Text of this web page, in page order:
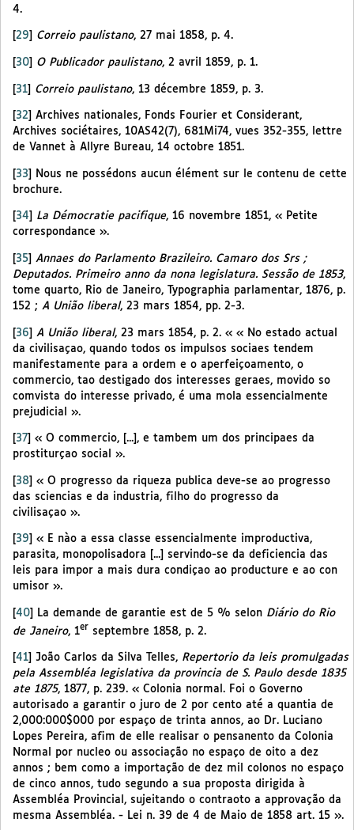
4.
29 Correio paulistano, 27 mai 1858, p. 4.
30 O Publicador paulistano, 2 avril 1859, p. 1.
[31] Correio paulistano, 13 décembre 1859, p. 3.
32
Archives nationales, Fonds Fourier et Considerant,
Archives sociétaires, 10AS42(7), 681Mi74, vues 352-355, lettre
de Vannet à Allyre Bureau, 14 octobre 1851.
[33]
Nous ne possédons aucun élément sur le contenu de cette
brochure.
34 La Démocratie pacifique, 16 novembre 1851, « Petite
correspondance ».
35
Annaes do Parlamento Brazileiro. Camaro dos Srs ;
Deputados. Primeiro anno da nona legislatura. Sessão de 1853,
tome quarto, Rio de Janeiro, Typographia parlamentar, 1876, p.
152 ; A União liberal, 23 mars 1854, pp. 2-3.
[36] A União liberal, 23 mars 1854, p. 2. « « No estado actual
da civilisaçao, quando todos os impulsos sociaes tendem
manifestamente para a ordem e o aperfeiçoamento, o
commercio, tao destigado dos interesses geraes, movido so
comvista do interesse privado, é uma mola essencialmente
prejudicial ».
37
« O commercio, [...], e tambem um dos principaes da
prostiturçao social ».
[38] « O progresso da riqueza publica deve-se ao progresso
das sciencias e da industria, filho do progresso da
civilisaçao ».
39
« E nào a essa classe essencialmente improductiva,
parasita, monopolisadora [...] servindo-se da deficiencia das
leis para impor a mais dura condiçao ao producture e ao con
umisor ».
[40] La demande de garantie est de 5 % selon Diário do Rio
de Janeiro, 1er septembre 1858, p. 2.
41 João Carlos da Silva Telles, Repertorio da leis promulgadas
pela Assembléa legislativa da provincia de S. Paulo desde 1835
ate 1875, 1877, p. 239. « Colonia normal. Foi o Governo
autorisado a garantir o juro de 2 por cento até a quantia de
2,000:000$000 por espaço de trinta annos, ao Dr. Luciano
Lopes Pereira, afim de elle realisar o pensanento da Colonia
Normal por nucleo ou associação no espaço de oito a dez
annos ; bem como a importação de dez mil colonos no espaço
de cinco annos, tudo segundo a sua proposta dirigida à
Assembléa Provincial, sujeitando o contraoto a approvação da
mesma Assembléa. - Lei n. 39 de 4 de Maio de 1858 art. 15 ».